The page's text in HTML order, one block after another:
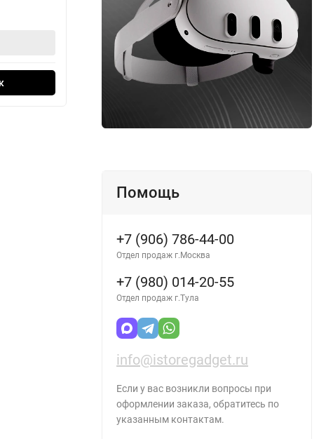
32 990₽
В корзину
Оформить в 1 клик
Помощь
+7 (906) 786-44-00
Отдел продаж г.Москва
+7 (980) 014-20-55
Отдел продаж г.Тула
info@istoregadget.ru
Если у вас возникли вопросы при
оформлении заказа, обратитесь по
указанным контактам.